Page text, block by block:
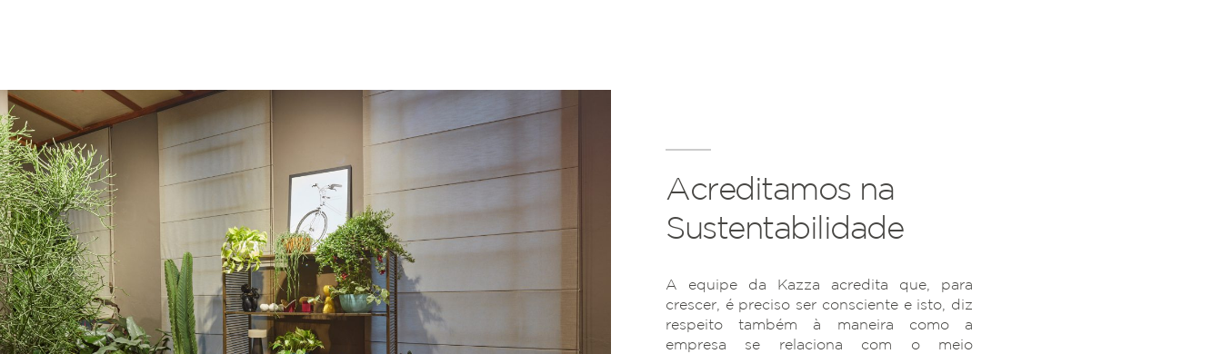
Acreditamos na
Sustentabilidade
A equipe da Kazza acredita que, para
crescer, é preciso ser consciente e isto, diz
respeito também à maneira como a
empresa se relaciona com o meio